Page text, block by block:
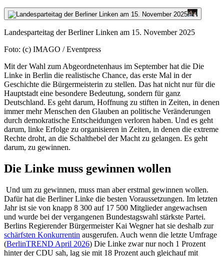
Landesparteitag der Berliner Linken am 15. November 2025
Foto: (c) IMAGO / Eventpress
Mit der Wahl zum Abgeordnetenhaus im September hat die Die
Linke in Berlin die realistische Chance, das erste Mal in der
Geschichte die Bürgermeisterin zu stellen. Das hat nicht nur für die
Hauptstadt eine besondere Bedeutung, sondern für ganz
Deutschland. Es geht darum, Hoffnung zu stiften in Zeiten, in denen
immer mehr Menschen den Glauben an politische Veränderungen
durch demokratische Entscheidungen verloren haben. Und es geht
darum, linke Erfolge zu organisieren in Zeiten, in denen die extreme
Rechte droht, an die Schalthebel der Macht zu gelangen. Es geht
darum, zu gewinnen.
Die Linke muss gewinnen wollen
Und um zu gewinnen, muss man aber erstmal gewinnen wollen.
Dafür hat die Berliner Linke die besten Voraussetzungen. Im letzten
Jahr ist sie von knapp 8 300 auf 17 500 Mitglieder angewachsen
und wurde bei der vergangenen Bundestagswahl stärkste Partei.
Berlins Regierender Bürgermeister Kai Wegner hat sie deshalb zur
schärfsten Konkurrentin ausgerufen. Auch wenn die letzte Umfrage
(BerlinTREND April 2026) Die Linke zwar nur noch 1 Prozent
hinter der CDU sah, lag sie mit 18 Prozent auch gleichauf mit